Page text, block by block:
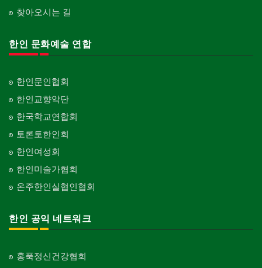
찾아오시는 길
한인 문화예술 연합
한인문인협회
한인교향악단
한국학교연합회
토론토한인회
한인여성회
한인미술가협회
온주한인실협인협회
한인 공익 네트워크
홍푹정신건강협회